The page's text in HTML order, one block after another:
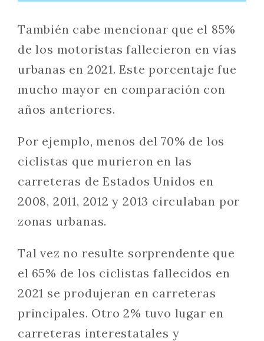
También cabe mencionar que el 85%
de los motoristas fallecieron en vías
urbanas en 2021. Este porcentaje fue
mucho mayor en comparación con
años anteriores.
Por ejemplo, menos del 70% de los
ciclistas que murieron en las
carreteras de Estados Unidos en
2008, 2011, 2012 y 2013 circulaban por
zonas urbanas.
Tal vez no resulte sorprendente que
el 65% de los ciclistas fallecidos en
2021 se produjeran en carreteras
principales. Otro 2% tuvo lugar en
carreteras interestatales y